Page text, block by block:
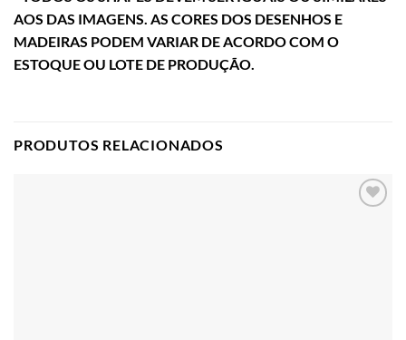
AOS DAS IMAGENS. AS CORES DOS DESENHOS E
MADEIRAS PODEM VARIAR DE ACORDO COM O
ESTOQUE OU LOTE DE PRODUÇÃO.
PRODUTOS RELACIONADOS